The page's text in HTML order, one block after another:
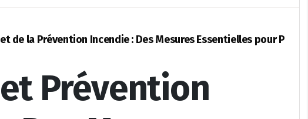
de la Prévention Incendie : Des Mesures Essentielles pour P
Prévention